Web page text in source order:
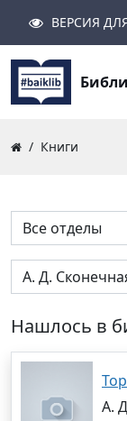
Нашлось в
А.
ПоискВЕРСИЯ
Книги